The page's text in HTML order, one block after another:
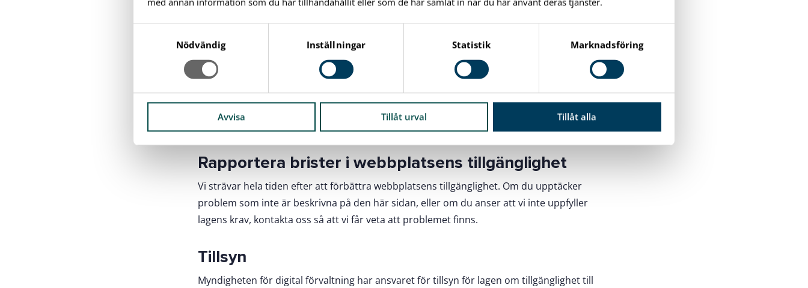
s
Nödvändig Inställningar Statistik Marknadsföring
Avvisa Tillåt urval Tillåt alla
Vad kan du göra om du inte kan använda delar av
webbplatsen?
Om du behöver innehåll från oss som inte är tillgängligt för dig, meddela oss genom att
skicka e-post till kommunikation@karlshamn.se
ringa vårt Servicecenter 0454-810 00
Rapportera brister i webbplatsens tillgänglighet
Vi strävar hela tiden efter att förbättra webbplatsens tillgänglighet. Om du upptäcker
problem som inte är beskrivna på den här sidan, eller om du anser att vi inte uppfyller
lagens krav, kontakta oss så att vi får veta att problemet finns.
Tillsyn
Myndigheten för digital förvaltning har ansvaret för tillsyn för lagen om tillgänglighet till